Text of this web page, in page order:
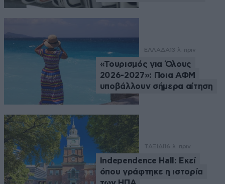
ΕΛΛΑΔΑ 13 λ. πριν
«Τουρισμός για Όλους
2026-2027»: Ποια ΑΦΜ
υποβάλλουν σήμερα αίτηση
ΤΑΞΙΔΙ 16 λ. πριν
Independence Hall: Εκεί
όπου γράφτηκε η ιστορία